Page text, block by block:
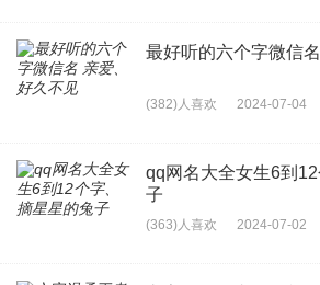
最好听的六个字微信
(382)人喜欢 2024-07-04
qq网名大全女生6到
子
(363)人喜欢 2024-07-02